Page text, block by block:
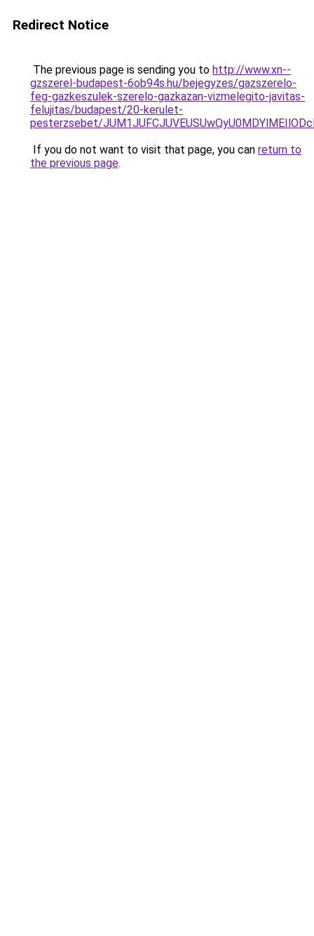
Redirect Notice
The previous page is sending you to http://www.xn--
gzszerel-budapest-6ob94s.hu/bejegyzes/gazszerelo-
feg-gazkeszulek-szerelo-gazkazan-vizmelegito-javitas-
felujitas/budapest/20-kerulet-
pesterzsebet/
If you do not want to visit that page, you can return to
the previous page.